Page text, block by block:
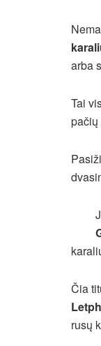
arba
Tai
pačių
Čia
rusų